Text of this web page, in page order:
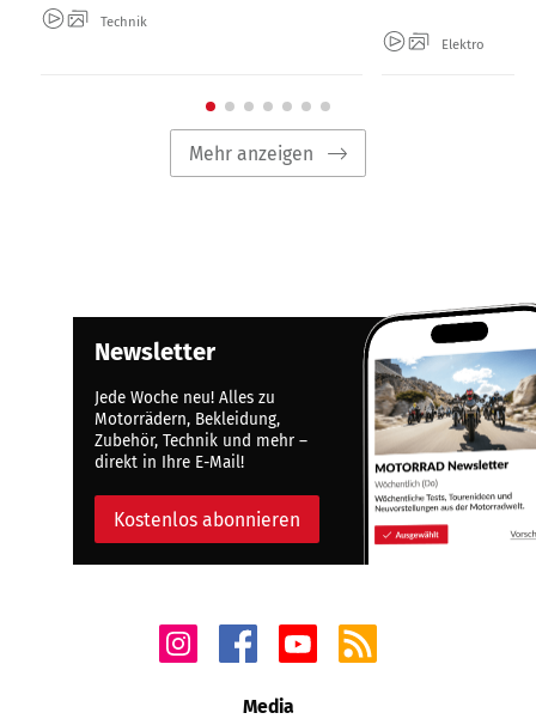
Technik
Elektro
Mehr anzeigen
Newsletter
Jede Woche neu! Alles zu
Motorrädern, Bekleidung,
Zubehör, Technik und mehr –
direkt in Ihre E-Mail!
Kostenlos abonnieren
Media